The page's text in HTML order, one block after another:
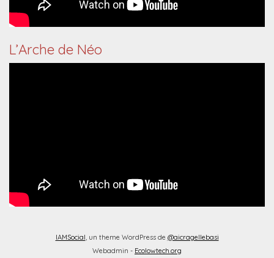
L’Arche de Néo
IAMSocial , un theme WordPress de @aicragellebasi
Webadmin - Ecolowtech.org